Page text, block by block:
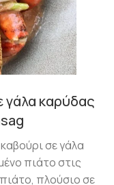
γάλα καρύδας
σε γάλα
πιάτο στις
πιάτο, πλούσιο σε